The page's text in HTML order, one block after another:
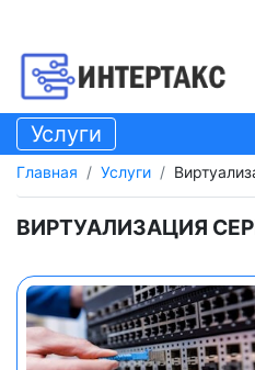
Услуги
Главная Услуги
ВИРТУАЛИЗАЦИЯ